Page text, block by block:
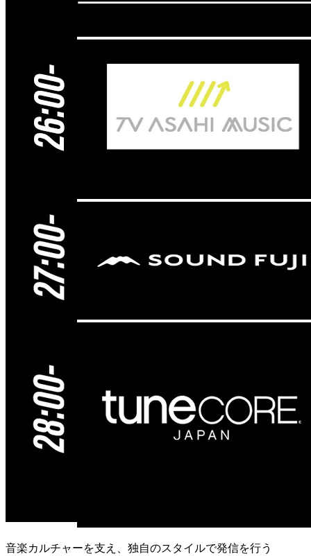
音楽カルチャーを支え、独自のスタイルで発信を行う